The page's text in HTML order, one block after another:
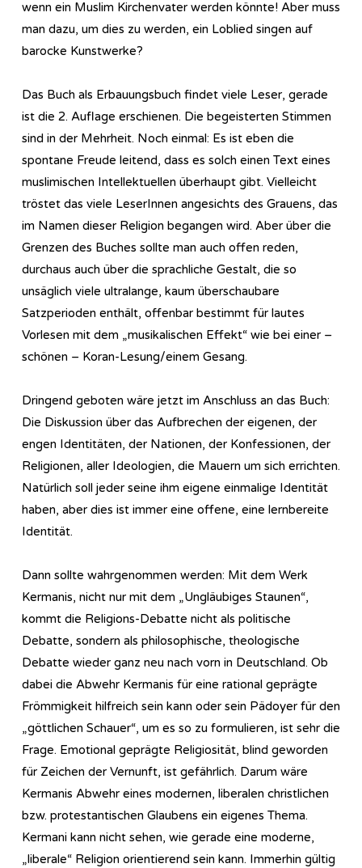
wenn ein Muslim Kirchenvater werden könnte! Aber muss
man dazu, um dies zu werden, ein Loblied singen auf
barocke Kunstwerke?
Das Buch als Erbauungsbuch findet viele Leser, gerade
ist die 2. Auflage erschienen. Die begeisterten Stimmen
sind in der Mehrheit. Noch einmal: Es ist eben die
spontane Freude leitend, dass es solch einen Text eines
muslimischen Intellektuellen überhaupt gibt. Vielleicht
tröstet das viele LeserInnen angesichts des Grauens, das
im Namen dieser Religion begangen wird. Aber über die
Grenzen des Buches sollte man auch offen reden,
durchaus auch über die sprachliche Gestalt, die so
unsäglich viele ultralange, kaum überschaubare
Satzperioden enthält, offenbar bestimmt für lautes
Vorlesen mit dem „musikalischen Effekt“ wie bei einer –
schönen – Koran-Lesung/einem Gesang.
Dringend geboten wäre jetzt im Anschluss an das Buch:
Die Diskussion über das Aufbrechen der eigenen, der
engen Identitäten, der Nationen, der Konfessionen, der
Religionen, aller Ideologien, die Mauern um sich errichten.
Natürlich soll jeder seine ihm eigene einmalige Identität
haben, aber dies ist immer eine offene, eine lernbereite
Identität.
Dann sollte wahrgenommen werden: Mit dem Werk
Kermanis, nicht nur mit dem „Ungläubiges Staunen“,
kommt die Religions-Debatte nicht als politische
Debatte, sondern als philosophische, theologische
Debatte wieder ganz neu nach vorn in Deutschland. Ob
dabei die Abwehr Kermanis für eine rational geprägte
Frömmigkeit hilfreich sein kann oder sein Pädoyer für den
„göttlichen Schauer“, um es so zu formulieren, ist sehr die
Frage. Emotional geprägte Religiosität, blind geworden
für Zeichen der Vernunft, ist gefährlich. Darum wäre
Kermanis Abwehr eines modernen, liberalen christlichen
bzw. protestantischen Glaubens ein eigenes Thema.
Kermani kann nicht sehen, wie gerade eine moderne,
„liberale“ Religion orientierend sein kann. Immerhin gültig